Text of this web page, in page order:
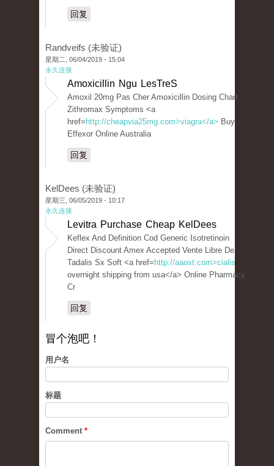
回复
Randveifs (未验证)
星期二, 06/04/2019 - 15:04
永久连接
Amoxicillin Ngu LesTreS
Amoxil 20mg Pas Cher Amoxicillin Dosing Chart
Zithromax Symptoms <a
href= http://cheapvia25mg.com>viagra</a> Buy
Effexor Online Australia
回复
KelDees (未验证)
星期三, 06/05/2019 - 10:17
永久连接
Levitra Purchase Cheap KelDees
Keflex And Definition Cod Generic Isotretinoin
Direct Discount Amex Accepted Vente Libre De
Tadalis Sx Soft <a href= http://aaost.com>cialis
overnight shipping from usa</a> Online Pharmacy
Cr
回复
冒个泡吧！
用户名
标题
Comment *